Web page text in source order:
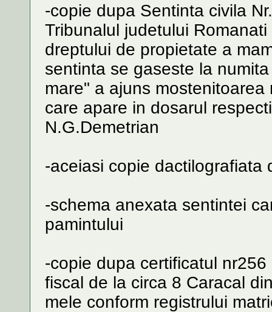
-copie dupa Sentinta civila
Tribunalul judetului
dreptului de propietate a
sentinta se gaseste la
mare" a ajuns
care apare in dosarul
N.G.Demetrian
-aceiasi copie dactilografiata
-schema anexata sentintei
pamintului
-copie dupa certificatul
fiscal de la circa 8 Caracal
mele conform registrului